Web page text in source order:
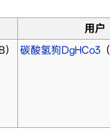
用户
碳酸氢狗DgHCo3（